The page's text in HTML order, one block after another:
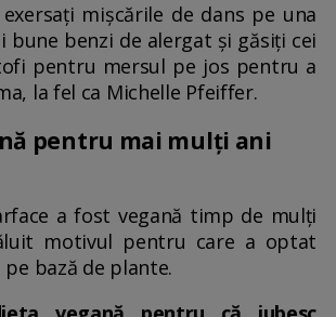
mișcările de dans pe una
bune benzi de alergat și găsiți cei
pentru mersul pe jos pentru a
la fel ca Michelle Pfeiffer.
pentru mai mulți ani
a fost vegană timp de mulți
motivul pentru care a optat
bază de plante.